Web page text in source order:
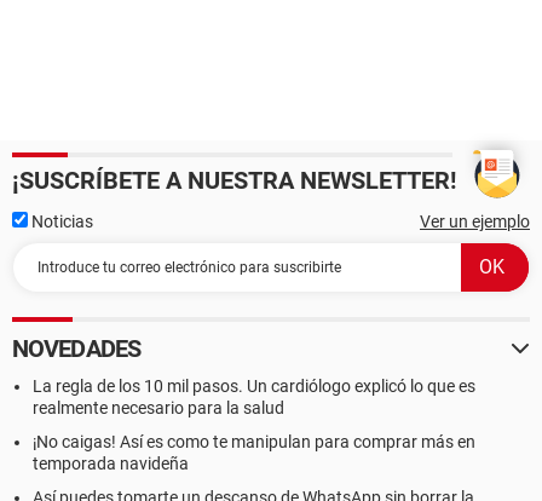
¡SUSCRÍBETE A NUESTRA NEWSLETTER!
Noticias Ver un ejemplo
NOVEDADES
La regla de los 10 mil pasos. Un cardiólogo explicó lo que es
realmente necesario para la salud
¡No caigas! Así es como te manipulan para comprar más en
temporada navideña